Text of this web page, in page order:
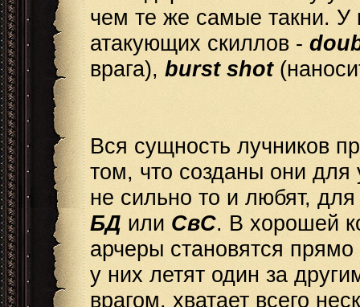
чем те же самые такни. У
атакующих скиллов -
врага), burst shot
Вся сущность лучников
том, что созданы они
не сильно то и любят,
БД или СвС. В хорошей
арчеры становятся
у них летят один за
врагом, хватает всего